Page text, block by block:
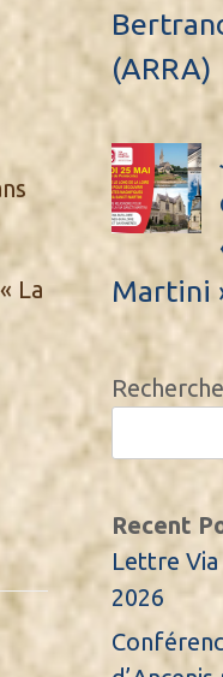
La
(ARRA)
Martini
Recent
Lettre Via
2026